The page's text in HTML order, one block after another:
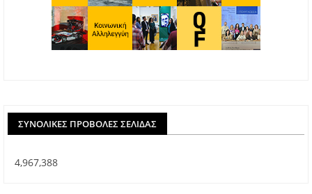
ΣΥΝΟΛΙΚΈΣ ΠΡΟΒΟΛΈΣ ΣΕΛΊΔΑΣ
4,967,388